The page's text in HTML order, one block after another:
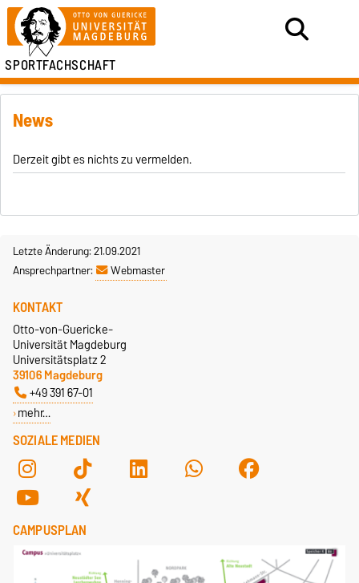
SPORTFACHSCHAFT
News
Derzeit gibt es nichts zu vermelden.
Letzte Änderung: 21.09.2021
Ansprechpartner:
Webmaster
SOZIALE MEDIEN
KONTAKT
Otto-von-Guericke-
Universität Magdeburg
Universitätsplatz 2
39106 Magdeburg
+49 391 67-01
mehr…
CAMPUSPLAN